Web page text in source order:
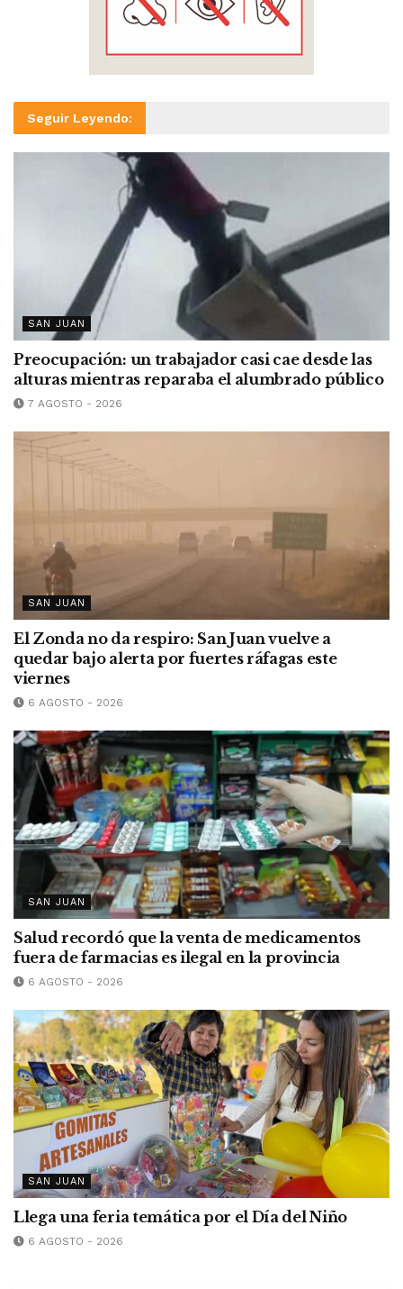
Seguir Leyendo:
SAN JUAN
Preocupación: un trabajador casi cae desde las
alturas mientras reparaba el alumbrado público
7 AGOSTO - 2026
SAN JUAN
El Zonda no da respiro: San Juan vuelve a
quedar bajo alerta por fuertes ráfagas este
viernes
6 AGOSTO - 2026
SAN JUAN
Salud recordó que la venta de medicamentos
fuera de farmacias es ilegal en la provincia
6 AGOSTO - 2026
SAN JUAN
Llega una feria temática por el Día del Niño
6 AGOSTO - 2026